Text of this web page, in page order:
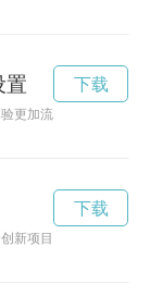
置
更加流畅，帮助用户快
下载
新项目，致力于加速
下载